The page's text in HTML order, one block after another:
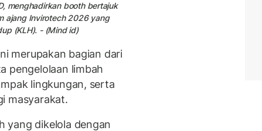
menghadirkan booth bertajuk
ajang Invirotech 2026 yang
(KLH). - (Mind id)
merupakan bagian dari
pengelolaan limbah
lingkungan, serta
masyarakat.
yang dikelola dengan